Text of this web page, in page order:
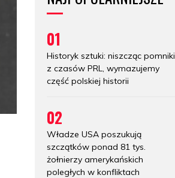
01
Historyk sztuki: niszcząc pomniki
z czasów PRL, wymazujemy
część polskiej historii
02
Władze USA poszukują
szczątków ponad 81 tys.
żołnierzy amerykańskich
poległych w konfliktach